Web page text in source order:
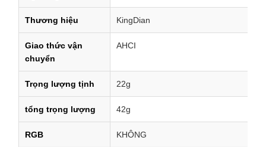
Thương hiệu KingDian
Giao thức vận
chuyển
AHCI
Trọng lượng tịnh 22g
tổng trọng lượng 42g
RGB KHÔNG